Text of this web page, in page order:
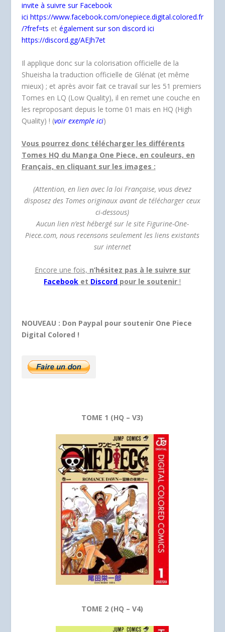
invite à suivre sur Facebook
ici https://www.facebook.com/onepiece.digital.colored.fr
/?fref=ts et également sur son discord ici
https://discord.gg/AEJh7et
Il applique donc sur la colorisation officielle de la
Shueisha la traduction officielle de Glénat (et même
mieux) ; et après avoir fait ce travail sur les 51 premiers
Tomes en LQ (Low Quality), il en remet une couche en
les reproposant depuis le tome 01 mais en HQ (High
Quality) ! (voir exemple ici)
Vous pourrez donc télécharger les différents
Tomes HQ du Manga One Piece, en couleurs, en
Français, en cliquant sur les images :
(Attention, en lien avec la loi Française, vous devez
disposez des Tomes originaux avant de télécharger ceux
ci-dessous)
Aucun lien n’est hébergé sur le site Figurine-One-
Piece.com, nous recensons seulement les liens existants
sur internet
Encore une fois, n’hésitez pas à le suivre sur
Facebook et Discord pour le soutenir !
NOUVEAU : Don Paypal pour soutenir One Piece
Digital Colored !
TOME 1 (HQ – V3)
TOME 2 (HQ – V4)